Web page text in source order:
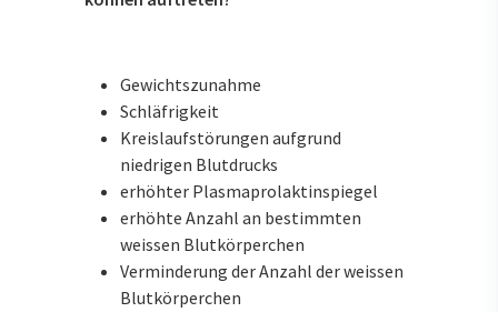
Gewichtszunahme
Schläfrigkeit
Kreislaufstörungen aufgrund
niedrigen Blutdrucks
erhöhter Plasmaprolaktinspiegel
erhöhte Anzahl an bestimmten
weissen Blutkörperchen
Verminderung der Anzahl der weissen
Blutkörperchen